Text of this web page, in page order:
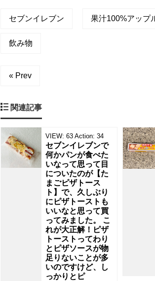
リ
ン
ジ
ュ
ー
ス
え
い
る
じ
た
の
す
け
ど
セブンイレブン 果汁100%アップ
飲み物
« Prev
関連記事
VIEW: 63 Action: 34
セブンイレブンで
何かパンが食べた
いなって思って目
についたのが【た
まごピザトース
ト】で、久しぶり
にピザトーストも
いいなと思って買
ってみました。 こ
れが大正解！ピザ
トーストってわり
とピザソースが物
足りないことが多
いのですけど、し
っかりとピ